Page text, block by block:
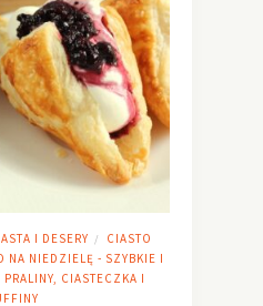
I DESERY /
CIASTO
NA NIEDZIELĘ - SZYBKIE I
PRALINY, CIASTECZKA I